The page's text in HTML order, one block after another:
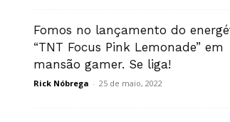
Fomos no lançamento do
“TNT Focus Pink Lemonade” em
mansão gamer. Se liga!
Rick Nóbrega - 25 de maio, 2022